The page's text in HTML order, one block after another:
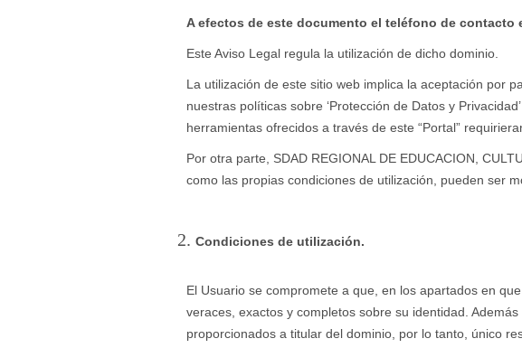
A efectos de este documento el teléfono de contacto
Este Aviso Legal regula la utilización de dicho dominio.
La utilización de este sitio web implica la aceptación por
nuestras políticas sobre ‘Protección de Datos y
herramientas ofrecidos a través de este “Portal”
Por otra parte, SDAD REGIONAL DE EDUCACION,
como las propias condiciones de utilización, pueden ser
Condiciones de utilización.
El Usuario se compromete a que, en los apartados en
veraces, exactos y completos sobre su identidad.
proporcionados a titular del dominio, por lo tanto, único